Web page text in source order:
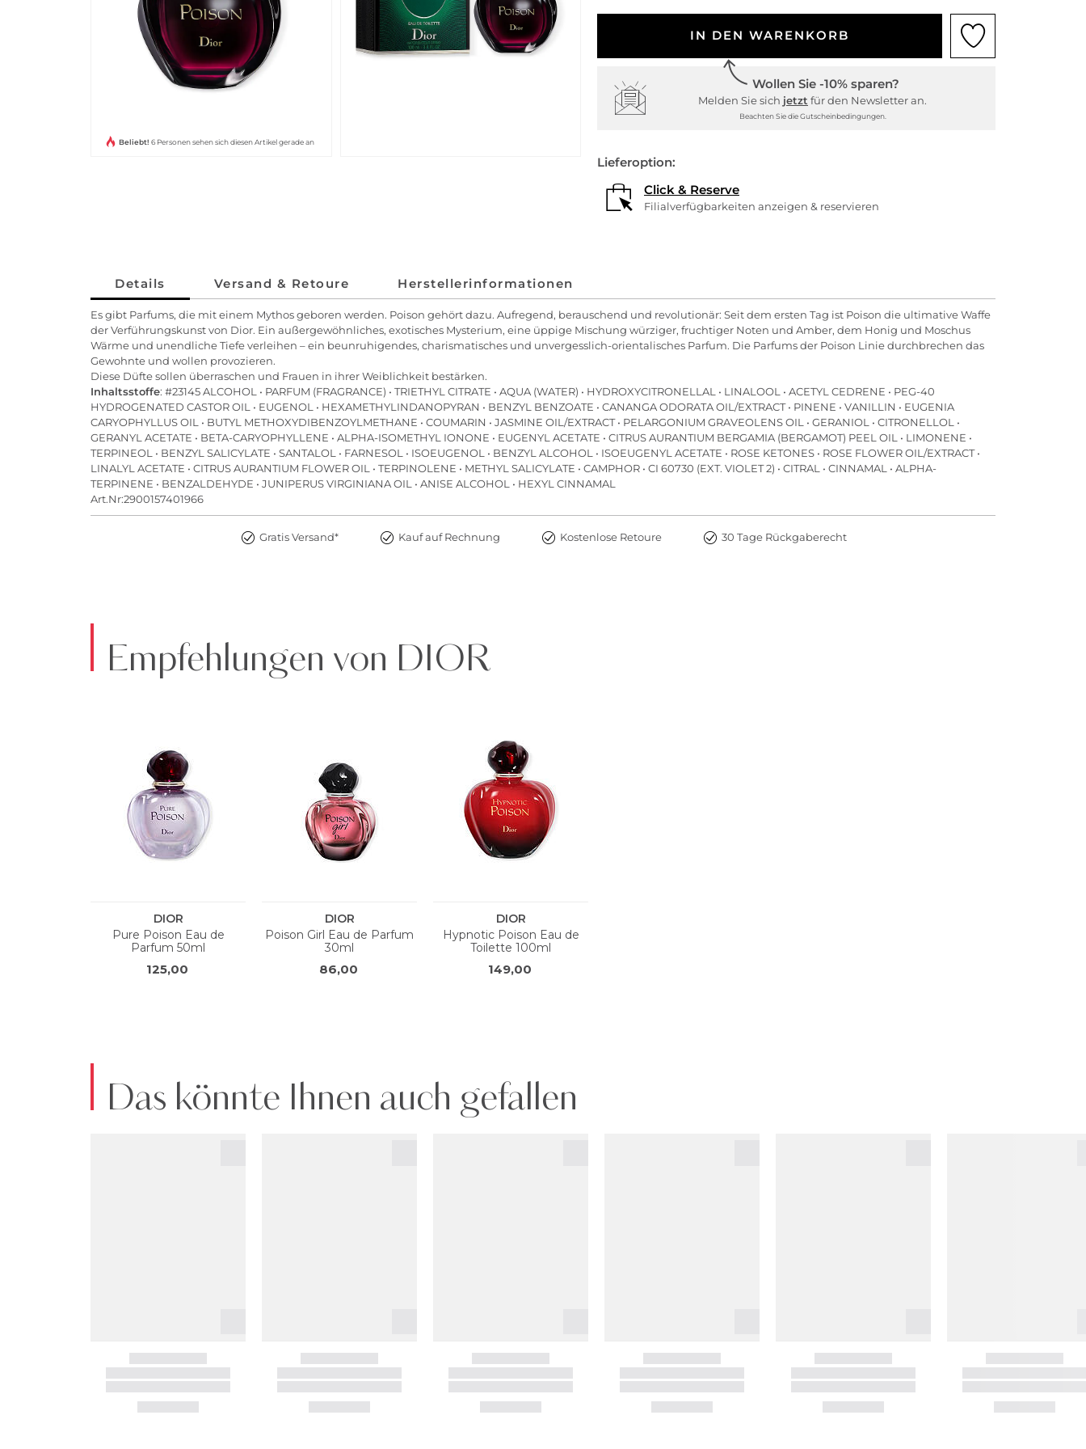
Beliebt! 6 Personen sehen sich diesen Artikel gerade an
IN DEN WARENKORB
Wollen Sie -10% sparen?
Melden Sie sich jetzt für den Newsletter an.
Beachten Sie die Gutscheinbedingungen.
Lieferoption:
Click & Reserve
Filialverfügbarkeiten anzeigen & reservieren
Details Versand & Retoure Herstellerinformationen
Es gibt Parfums, die mit einem Mythos geboren werden. Poison gehört dazu. Aufregend, berauschend und revolutionär: Seit dem ersten Tag ist Poison die ultimative Waffe
der Verführungskunst von Dior. Ein außergewöhnliches, exotisches Mysterium, eine üppige Mischung würziger, fruchtiger Noten und Amber, dem Honig und Moschus
Wärme und unendliche Tiefe verleihen – ein beunruhigendes, charismatisches und unvergesslich-orientalisches Parfum. Die Parfums der Poison Linie durchbrechen das
Gewohnte und wollen provozieren.
Diese Düfte sollen überraschen und Frauen in ihrer Weiblichkeit bestärken.
Inhaltsstoffe: #23145 ALCOHOL • PARFUM (FRAGRANCE) • TRIETHYL CITRATE • AQUA (WATER) • HYDROXYCITRONELLAL • LINALOOL • ACETYL CEDRENE • PEG-40
HYDROGENATED CASTOR OIL • EUGENOL • HEXAMETHYLINDANOPYRAN • BENZYL BENZOATE • CANANGA ODORATA OIL/EXTRACT • PINENE • VANILLIN • EUGENIA
CARYOPHYLLUS OIL • BUTYL METHOXYDIBENZOYLMETHANE • COUMARIN • JASMINE OIL/EXTRACT • PELARGONIUM GRAVEOLENS OIL • GERANIOL • CITRONELLOL •
GERANYL ACETATE • BETA-CARYOPHYLLENE • ALPHA-ISOMETHYL IONONE • EUGENYL ACETATE • CITRUS AURANTIUM BERGAMIA (BERGAMOT) PEEL OIL • LIMONENE •
TERPINEOL • BENZYL SALICYLATE • SANTALOL • FARNESOL • ISOEUGENOL • BENZYL ALCOHOL • ISOEUGENYL ACETATE • ROSE KETONES • ROSE FLOWER OIL/EXTRACT •
LINALYL ACETATE • CITRUS AURANTIUM FLOWER OIL • TERPINOLENE • METHYL SALICYLATE • CAMPHOR • CI 60730 (EXT. VIOLET 2) • CITRAL • CINNAMAL • ALPHA-
TERPINENE • BENZALDEHYDE • JUNIPERUS VIRGINIANA OIL • ANISE ALCOHOL • HEXYL CINNAMAL
Art.Nr:2900157401966
Gratis Versand* Kauf auf Rechnung Kostenlose Retoure 30 Tage Rückgaberecht
Empfehlungen von DIOR
Das könnte Ihnen auch gefallen